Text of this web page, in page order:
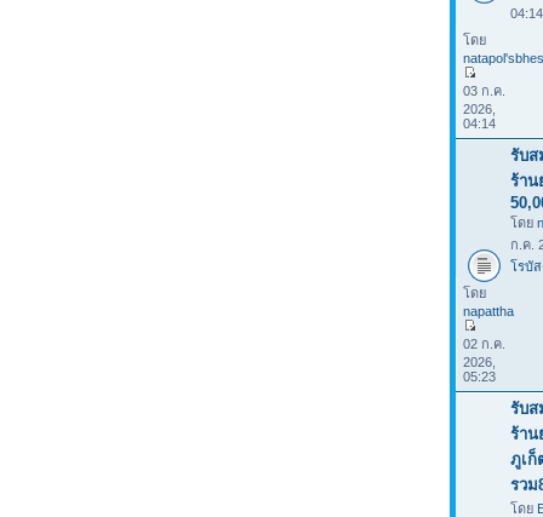
โดย
03 ก.ค.
2026,
04:14
รับส
ร้าน
โดย
ก.ค.
โรบั
โดย
napattha
02 ก.ค.
2026,
05:23
รับส
ร้าน
ภูเก็
รวม
โดย